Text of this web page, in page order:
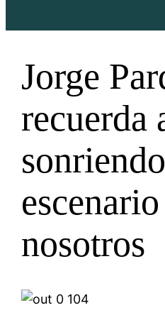
Jorge
recuerda
nosotros